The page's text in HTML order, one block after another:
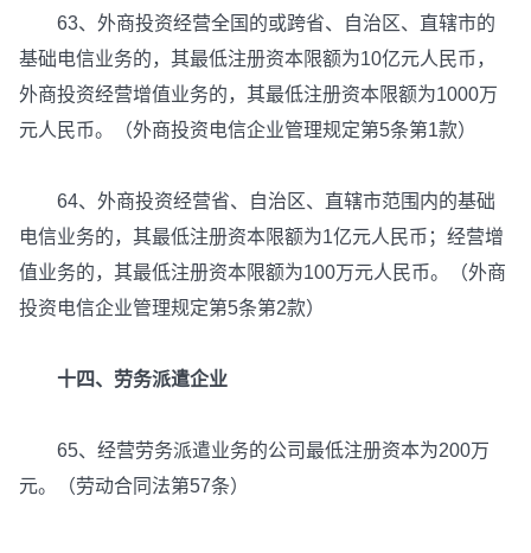
63、外商投资经营全国的或跨省、自治区、直辖市的
基础电信业务的，其最低注册资本限额为10亿元人民币，
外商投资经营增值业务的，其最低注册资本限额为1000万
元人民币。（外商投资电信企业管理规定第5条第1款）
64、外商投资经营省、自治区、直辖市范围内的基础
电信业务的，其最低注册资本限额为1亿元人民币；经营增
值业务的，其最低注册资本限额为100万元人民币。（外商
投资电信企业管理规定第5条第2款）
十四、劳务派遣企业
65、经营劳务派遣业务的公司最低注册资本为200万
元。（劳动合同法第57条）